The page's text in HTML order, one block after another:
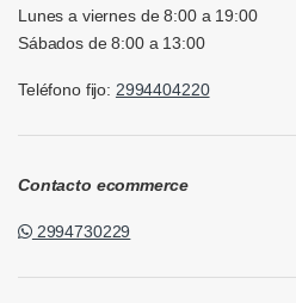
Lunes a viernes de 8:00 a 19:00
Sábados de 8:00 a 13:00
Teléfono fijo: 2994404220
Contacto ecommerce
2994730229